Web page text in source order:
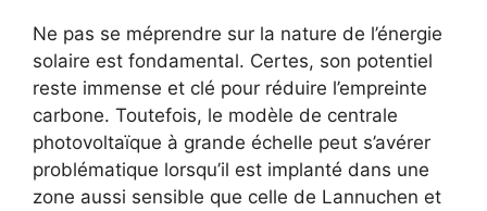
Ne pas se méprendre sur la nature de l’énergie
solaire est fondamental. Certes, son potentiel
reste immense et clé pour réduire l’empreinte
carbone. Toutefois, le modèle de centrale
photovoltaïque à grande échelle peut s’avérer
problématique lorsqu’il est implanté dans une
zone aussi sensible que celle de Lannuchen et